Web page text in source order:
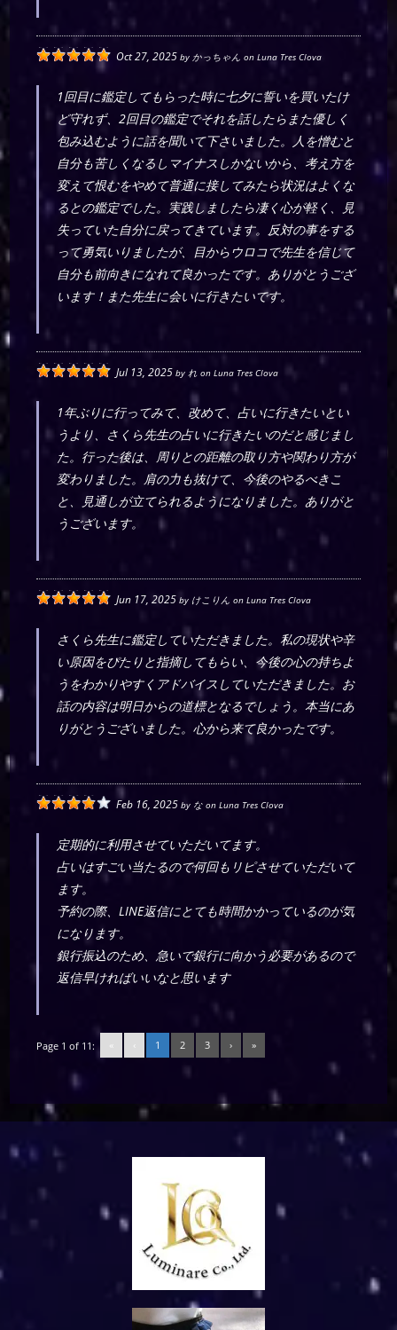
Oct 27, 2025 by かっちゃん onLuna Tres Clova
1回目に鑑定してもらった時に七夕に誓いを買いたけ
ど守れず、2回目の鑑定でそれを話したらまた優しく
包み込むように話を聞いて下さいました。人を憎むと
自分も苦しくなるしマイナスしかないから、考え方を
変えて恨むをやめて普通に接してみたら状況はよくな
るとの鑑定でした。実践しましたら凄く心が軽く、見
失っていた自分に戻ってきています。反対の事をする
って勇気いりましたが、目からウロコで先生を信じて
自分も前向きになれて良かったです。ありがとうござ
います！また先生に会いに行きたいです。
Jul 13, 2025 byれ onLuna Tres Clova
1年ぶりに行ってみて、改めて、占いに行きたいとい
うより、さくら先生の占いに行きたいのだと感じまし
た。行った後は、周りとの距離の取り方や関わり方が
変わりました。肩の力も抜けて、今後のやるべきこ
と、見通しが立てられるようになりました。ありがと
うございます。
Jun 17, 2025 by けこりん onLuna Tres Clova
さくら先生に鑑定していただきました。私の現状や辛
い原因をぴたりと指摘してもらい、今後の心の持ちよ
うをわかりやすくアドバイスしていただきました。お
話の内容は明日からの道標となるでしょう。本当にあ
りがとうございました。心から来て良かったです。
Feb 16, 2025 by な onLuna Tres Clova
定期的に利用させていただいてます。
占いはすごい当たるので何回もリピさせていただいて
ます。
予約の際、LINE返信にとても時間かかっているのが気
になります。
銀行振込のため、急いで銀行に向かう必要があるので
返信早ければいいなと思います
Page 1 of 11: « ‹ 1 2 3 › »